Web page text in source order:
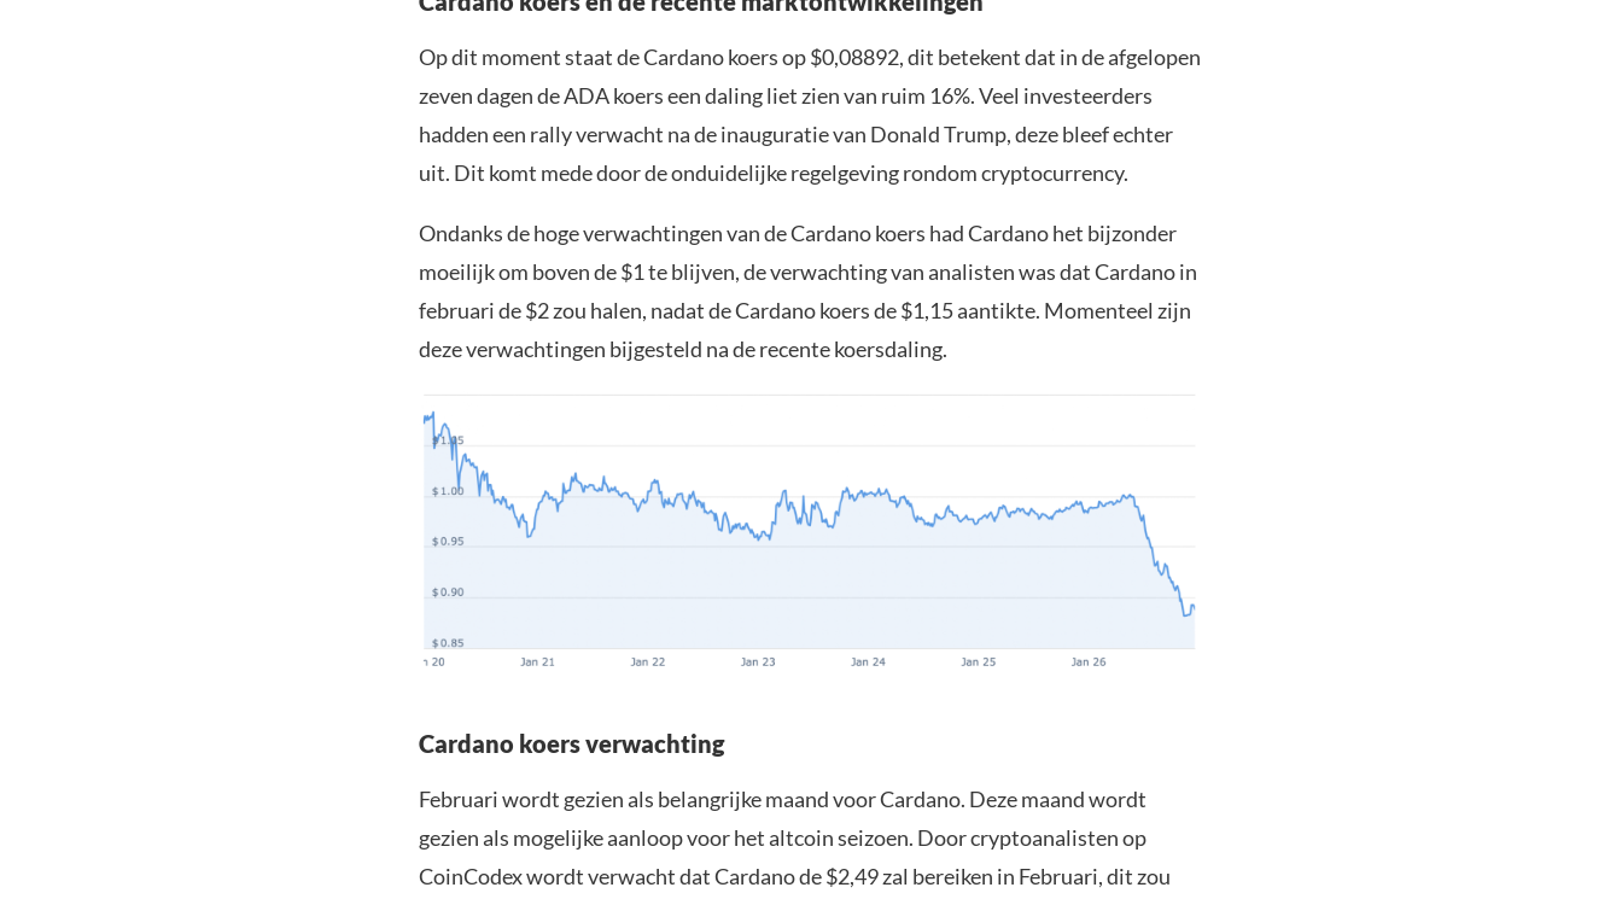
Op dit moment staat de Cardano koers op $0,08892, dit betekent dat in de afgelopen
zeven dagen de ADA koers een daling liet zien van ruim 16%. Veel investeerders
hadden een rally verwacht na de inauguratie van Donald Trump, deze bleef echter
uit. Dit komt mede door de onduidelijke regelgeving rondom cryptocurrency.
Ondanks de hoge verwachtingen van de Cardano koers had Cardano het bijzonder
moeilijk om boven de $1 te blijven, de verwachting van analisten was dat Cardano in
februari de $2 zou halen, nadat de Cardano koers de $1,15 aantikte. Momenteel zijn
deze verwachtingen bijgesteld na de recente koersdaling.
Cardano koers verwachting
Februari wordt gezien als belangrijke maand voor Cardano. Deze maand wordt
gezien als mogelijke aanloop voor het altcoin seizoen. Door cryptoanalisten op
CoinCodex wordt verwacht dat Cardano de $2,49 zal bereiken in Februari, dit zou